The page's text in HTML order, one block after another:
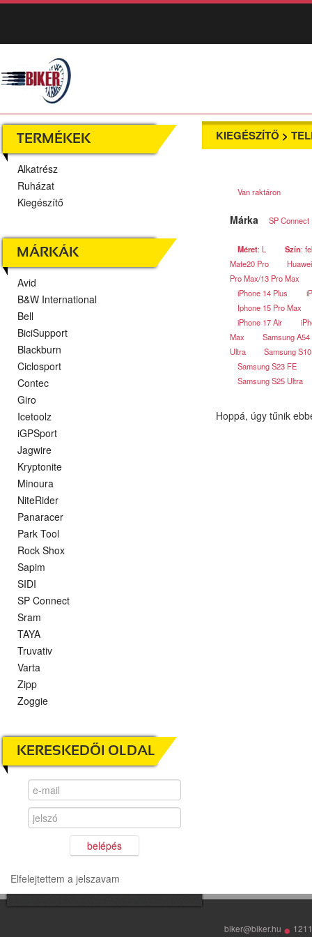
TERMÉKEK
Alkatrész
Ruházat
Kiegészítő
MÁRKÁK
Avid
B&W International
Bell
BiciSupport
Blackburn
Ciclosport
Contec
Giro
Icetoolz
iGPSport
Jagwire
Kryptonite
Minoura
NiteRider
Panaracer
Park Tool
Rock Shox
Sapim
SIDI
SP Connect
Sram
TAYA
Truvativ
Varta
Zipp
Zoggie
KERESKEDŐI OLDAL
belépés
Elfelejtettem a jelszavam
KIEGÉSZÍTŐ >
Van raktáron
Márka SP Connect
Méret: L Szín:
Mate20 Pro
Pro Max/13 Pro Max
iPhone 14 Plus
Iphone 15 Pro Max
iPhone 17 Air
Max
Samsung A54
Ultra
Samsung
Samsung S23 FE
Samsung S25 Ultra
Hoppá, úgy tűnik
biker@biker.hu •